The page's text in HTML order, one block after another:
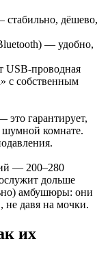
дёшево,
— удобно,
USB‑проводная
с собственным
гарантирует,
шумной комнате.
— 200–280
дольше
амбушюры: они
давя на мочки.
их